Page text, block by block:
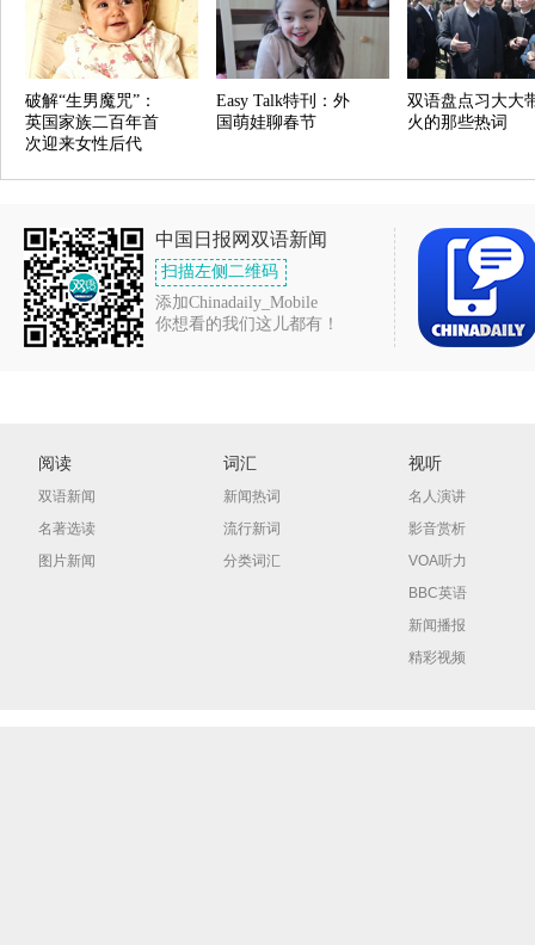
破解“生男魔咒”：
英国家族二百年首
次迎来女性后代
Easy Talk特刊：外
国萌娃聊春节
双语盘点习大大
火的那些热词
中国日报网双语新闻
扫描左侧二维码
添加Chinadaily_Mobile
你想看的我们这儿都有！
阅读
双语新闻
名著选读
图片新闻
词汇
新闻热词
流行新词
分类词汇
视听
名人演讲
影音赏析
VOA听力
BBC英语
新闻播报
精彩视频